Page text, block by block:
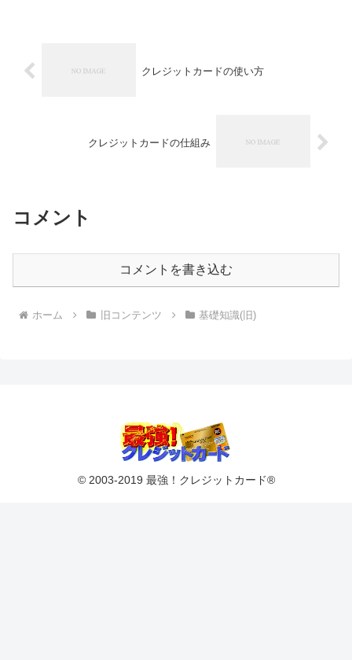
クレジットカードの使い方
クレジットカードの仕組み
コメント
コメントを書き込む
ホーム 旧コンテンツ 基礎知識(旧)
© 2003-2019 最強！クレジットカード®